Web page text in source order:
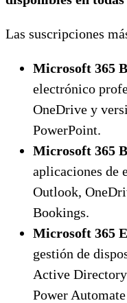
Las suscripciones
Microsoft 365
electrónico
OneDrive y
PowerPoint.
Microsoft 365
aplicaciones de
Outlook,
Bookings.
Microsoft 365
gestión de
Active
Power